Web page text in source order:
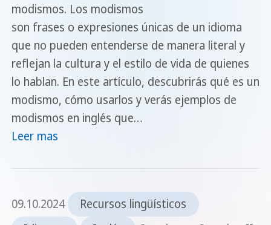
modismos. Los modismos
son frases o expresiones únicas de un idioma
que no pueden entenderse de manera literal y
reflejan la cultura y el estilo de vida de quienes
lo hablan. En este artículo, descubrirás qué es un
modismo, cómo usarlos y verás ejemplos de
modismos en inglés que…
Leer mas
09.10.2024
Recursos lingüísticos